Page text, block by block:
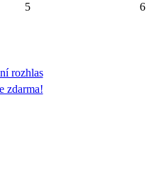
5 6
zdarma!